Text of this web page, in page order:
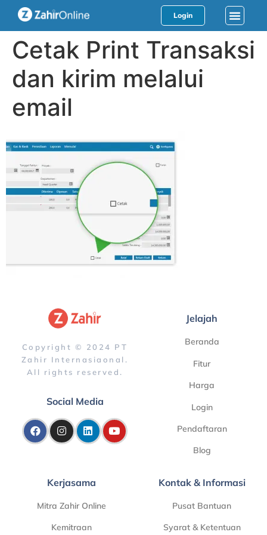
Login
Cetak Print Transaksi
dan kirim melalui
email
Copyright © 2024 PT
Zahir Internasiaonal.
All rights reserved.
Social Media
Jelajah
Beranda
Fitur
Harga
Login
Pendaftaran
Blog
Kerjasama
Mitra Zahir Online
Kemitraan
Kontak & Informasi
Pusat Bantuan
Syarat & Ketentuan